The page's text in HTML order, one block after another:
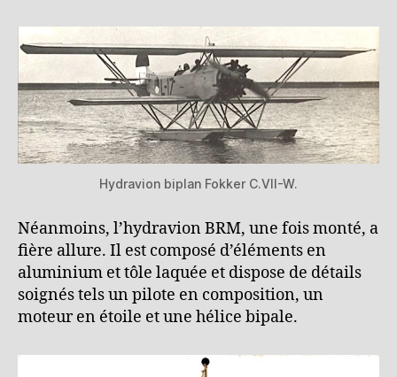
Hydravion biplan Fokker C.VII-W.
Néanmoins, l’hydravion BRM, une fois monté, a
fière allure. Il est composé d’éléments en
aluminium et tôle laquée et dispose de détails
soignés tels un pilote en composition, un
moteur en étoile et une hélice bipale.